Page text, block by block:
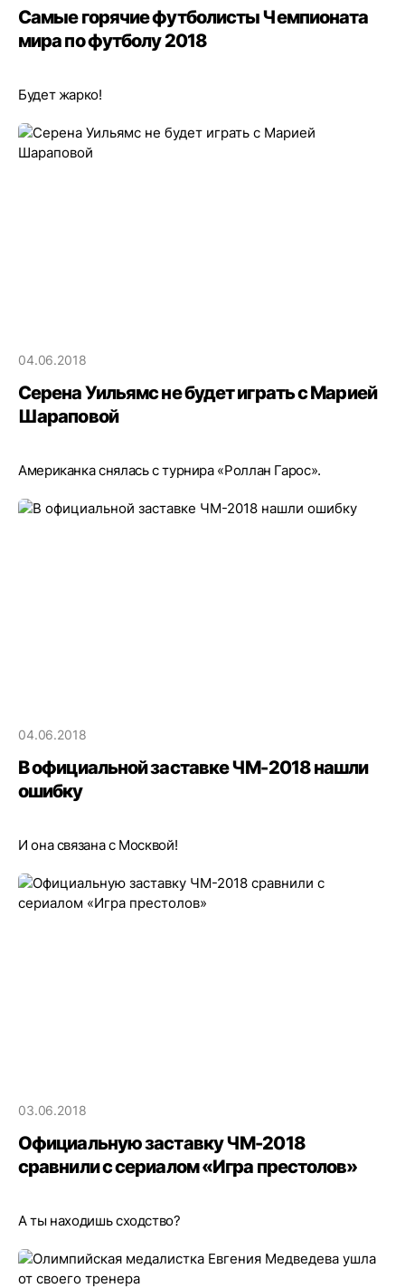
Самые горячие футболисты Чемпионата
мира по футболу 2018
Будет жарко!
04.06.2018
Серена Уильямс не будет играть с Марией
Шараповой
Американка снялась с турнира «Роллан Гарос».
04.06.2018
В официальной заставке ЧМ-2018 нашли
ошибку
И она связана с Москвой!
03.06.2018
Официальную заставку ЧМ-2018
сравнили с сериалом «Игра престолов»
А ты находишь сходство?